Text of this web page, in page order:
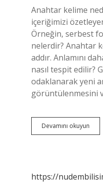
Anahtar kelime
içeriğimizi
Örneğin, serbest
nelerdir? Anahtar
addır. Anlamını
nasıl tespit edilir?
odaklanarak yeni
görüntülenmesini
Devamını okuyun
https://